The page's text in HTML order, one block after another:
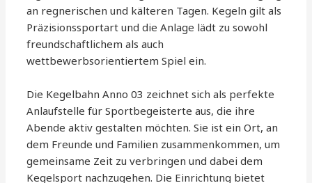
an regnerischen und kälteren Tagen. Kegeln gilt als
Präzisionssportart und die Anlage lädt zu sowohl
freundschaftlichem als auch
wettbewerbsorientiertem Spiel ein.
Die Kegelbahn Anno 03 zeichnet sich als perfekte
Anlaufstelle für Sportbegeisterte aus, die ihre
Abende aktiv gestalten möchten. Sie ist ein Ort, an
dem Freunde und Familien zusammenkommen, um
gemeinsame Zeit zu verbringen und dabei dem
Kegelsport nachzugehen. Die Einrichtung bietet